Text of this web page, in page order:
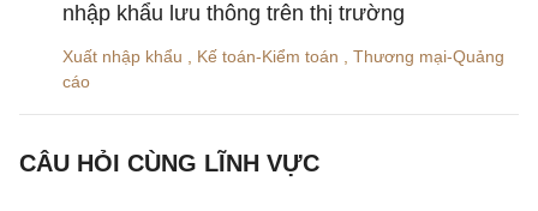
nhập khẩu lưu thông trên thị trường
Xuất nhập khẩu Kế toán-Kiểm toán
Thương mại-Quảng
cáo
CÂU HỎI CÙNG LĨNH VỰC